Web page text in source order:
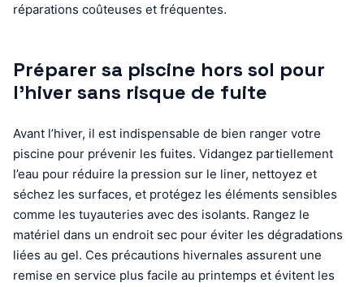
réparations coûteuses et fréquentes.
Préparer sa piscine hors sol pour
l’hiver sans risque de fuite
Avant l’hiver, il est indispensable de bien ranger votre
piscine pour prévenir les fuites. Vidangez partiellement
l’eau pour réduire la pression sur le liner, nettoyez et
séchez les surfaces, et protégez les éléments sensibles
comme les tuyauteries avec des isolants. Rangez le
matériel dans un endroit sec pour éviter les dégradations
liées au gel. Ces précautions hivernales assurent une
remise en service plus facile au printemps et évitent les